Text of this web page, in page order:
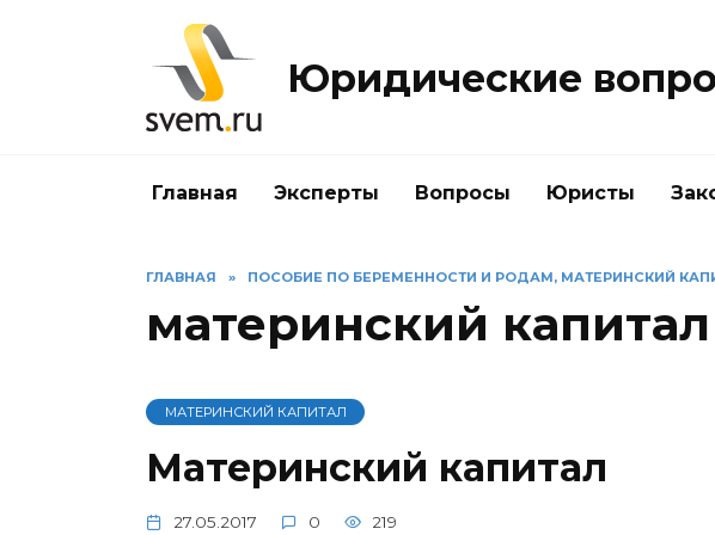
Юридические
Главная Эксперты Вопросы Юристы
ГЛАВНАЯ » ПОСОБИЕ ПО БЕРЕМЕННОСТИ И РОДАМ, МАТЕРИНСКИЙ
материнский капитал
МАТЕРИНСКИЙ КАПИТАЛ
Материнский капитал
27.05.2017 0 219